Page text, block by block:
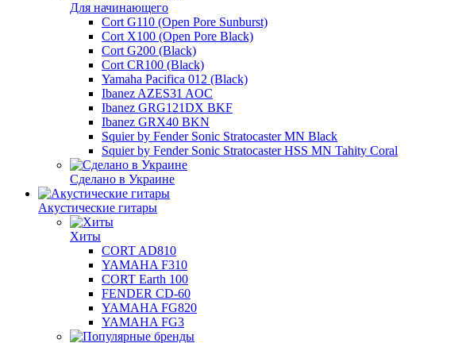
Для начинающего
Cort G110 (Open Pore Sunburst)
Cort X100 (Open Pore Black)
Cort G200 (Black)
Cort CR100 (Black)
Yamaha Pacifica 012 (Black)
Ibanez AZES31 AOC
Ibanez GRG121DX BKF
Ibanez GRX40 BKN
Squier by Fender Sonic Stratocaster MN Black
Squier by Fender Sonic Stratocaster HSS MN Tahity Coral
Сделано в Украине
Акустические гитары
Хиты
CORT AD810
YAMAHA F310
CORT Earth 100
FENDER CD-60
YAMAHA FG820
YAMAHA FG3